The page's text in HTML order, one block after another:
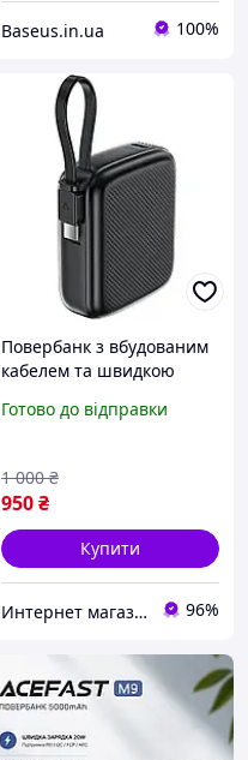
Baseus.in.ua 100%
Повербанк з вбудованим
кабелем та швидкою
потужністю 30 Вт
Готово до відправки
950₴
1 000 ₴
Купити
Интернет магазин "FIT & STYLE" 96%